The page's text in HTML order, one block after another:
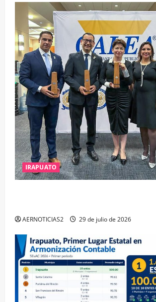
IRAPUATO
AERNOTICIAS2 29 de julio de 2026